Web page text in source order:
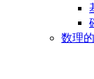
数理